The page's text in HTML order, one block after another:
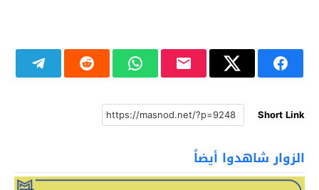
Short Link
الزوار شاهدوا أيضاً